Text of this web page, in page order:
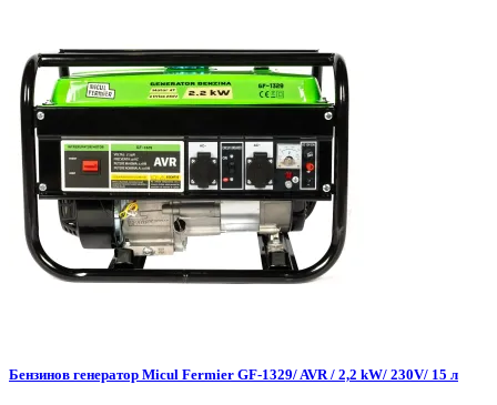
Бензинов генератор Micul Fermier GF-1329/ AVR / 2,2 kW/ 230V/ 15 л